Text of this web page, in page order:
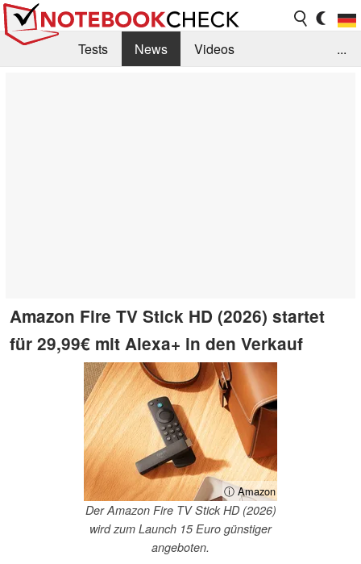
Tests News
Videos
...
Amazon Fire TV Stick HD (2026) startet
für 29,99€ mit Alexa+ in den Verkauf
ⓘ Amazon
Der Amazon Fire TV Stick HD (2026)
wird zum Launch 15 Euro günstiger
angeboten.